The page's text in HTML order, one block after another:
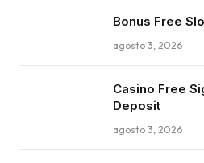
Bonus Free
agosto 3, 2026
Casino Free
Deposit
agosto 3, 2026